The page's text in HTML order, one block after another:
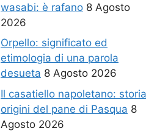
wasabi: è rafano 8 Agosto
2026
Orpello: significato ed
etimologia di una parola
desueta 8 Agosto 2026
Il casatiello napoletano:
origini del pane di Pasqua 8
Agosto 2026